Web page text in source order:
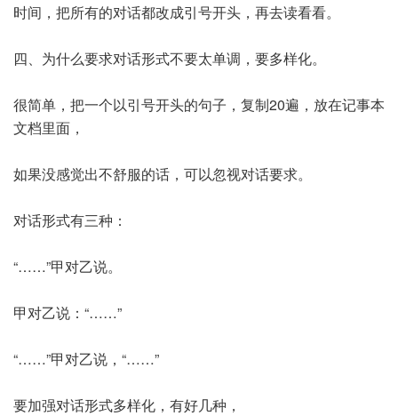
时间，把所有的对话都改成引号开头，再去读看看。
四、为什么要求对话形式不要太单调，要多样化。
很简单，把一个以引号开头的句子，复制20遍，放在记事本
文档里面，
如果没感觉出不舒服的话，可以忽视对话要求。
对话形式有三种：
“……”甲对乙说。
甲对乙说：“……”
“……”甲对乙说，“……”
要加强对话形式多样化，有好几种，